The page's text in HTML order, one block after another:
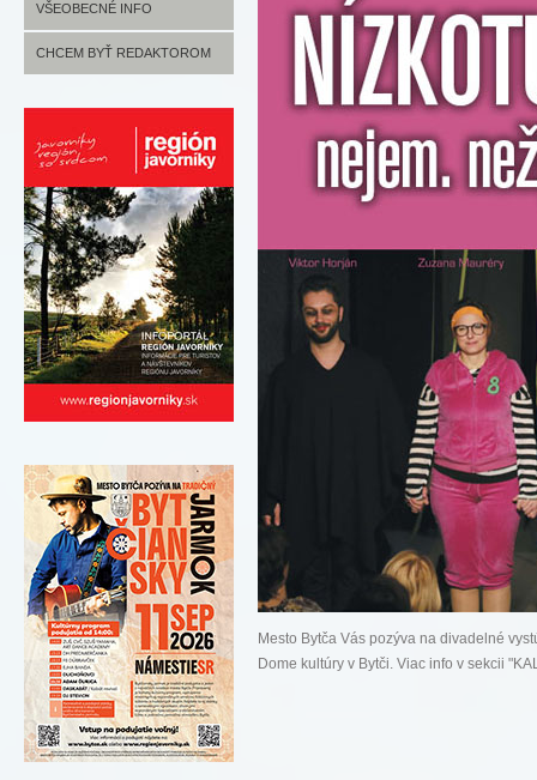
VŠEOBECNÉ INFO
CHCEM BYŤ REDAKTOROM
Mesto Bytča Vás pozýva na divadelné
Dome kultúry v Bytči. Viac info v sekcii